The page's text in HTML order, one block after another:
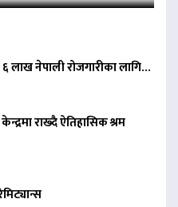
लाख नेपाली रोजगारीका लागि…
राख्दै ऐतिहासिक श्रम